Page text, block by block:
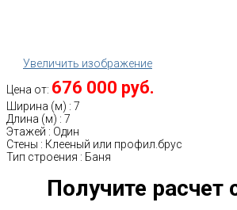
Увеличить изображение
Цена от: 676 000 руб.
Ширина (м) : 7
Длина (м) : 7
Этажей : Один
Стены : Клееный или профил.брус
Тип строения : Баня
Получите